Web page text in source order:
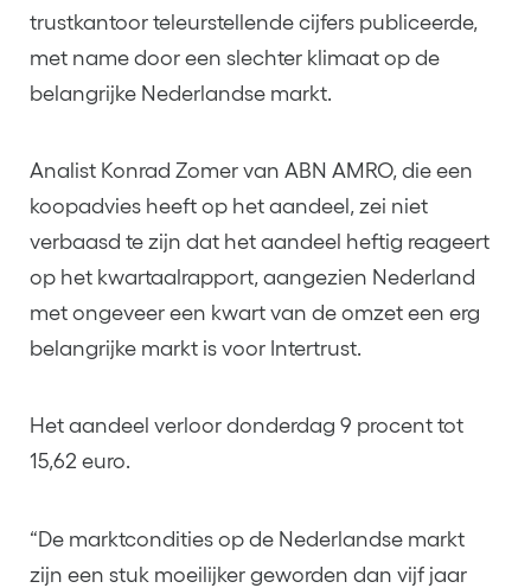
trustkantoor teleurstellende cijfers publiceerde,
met name door een slechter klimaat op de
belangrijke Nederlandse markt.
Analist Konrad Zomer van ABN AMRO, die een
koopadvies heeft op het aandeel, zei niet
verbaasd te zijn dat het aandeel heftig reageert
op het kwartaalrapport, aangezien Nederland
met ongeveer een kwart van de omzet een erg
belangrijke markt is voor Intertrust.
Het aandeel verloor donderdag 9 procent tot
15,62 euro.
“De marktcondities op de Nederlandse markt
zijn een stuk moeilijker geworden dan vijf jaar